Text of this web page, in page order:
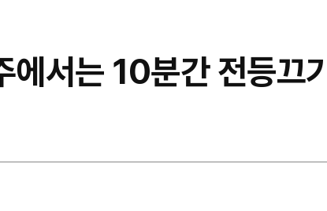
서는 10분간 전등끄기